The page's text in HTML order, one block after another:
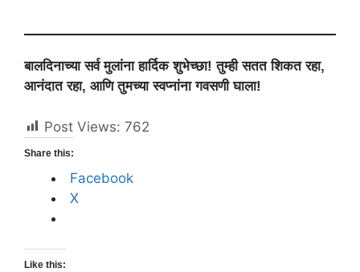
बालदिनाच्या सर्व मुलांना हार्दिक शुभेच्छा! तुम्ही सतत शिकत रहा,
आनंदात रहा, आणि तुमच्या स्वप्नांना गवसणी घाला!
Post Views: 762
Share this:
Facebook
X
Like this: